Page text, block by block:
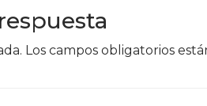
Los campos obligatorios